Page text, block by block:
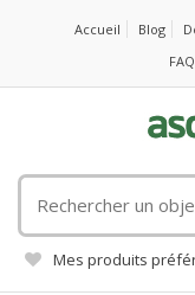
Accueil Blog
FAQ
un
objet
publicitaire
Mes produits